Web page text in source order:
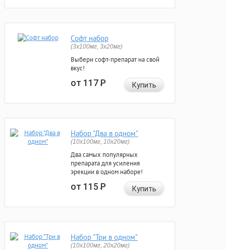
Софт набор
(3x100мг, 3x20мг)
Выбери софт-препарат на свой
вкус!
от 117Р Купить
Набор "Два в одном"
(10x100мг, 10x20мг)
Два самых популярных
препарата для усиления
эрекции в одном наборе!
от 115Р Купить
Набор "Три в одном"
(10x100мг, 20x20мг)